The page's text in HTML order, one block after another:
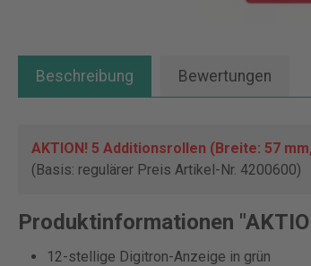
Beschreibung Bewertungen
AKTION! 5 Additionsrollen (Breite: 57
(Basis: regulärer Preis Artikel-Nr. 4200600)
Produktinformationen
12-stellige Digitron-Anzeige in grün